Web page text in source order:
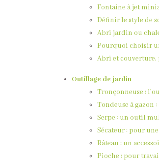
Fontaine à jet
Définir le style de
Abri jardin ou
Pourquoi choisir
Abri et couverture,
Outillage de jardin
Tronçonneuse :
Tondeuse à gazon
Serpe : un outil
Sécateur : pour
Râteau : un
Pioche : pour